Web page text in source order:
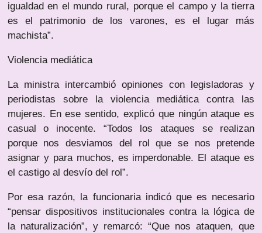
igualdad en el mundo rural, porque el campo y la tierra
es el patrimonio de los varones, es el lugar más
machista”.
Violencia mediática
La ministra intercambió opiniones con legisladoras y
periodistas sobre la violencia mediática contra las
mujeres. En ese sentido, explicó que ningún ataque es
casual o inocente. “Todos los ataques se realizan
porque nos desviamos del rol que se nos pretende
asignar y para muchos, es imperdonable. El ataque es
el castigo al desvío del rol”.
Por esa razón, la funcionaria indicó que es necesario
“pensar dispositivos institucionales contra la lógica de
la naturalización”, y remarcó: “Que nos ataquen, que